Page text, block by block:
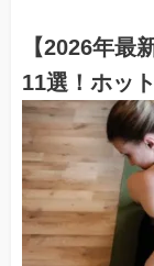
【2026年最
11選！ホッ